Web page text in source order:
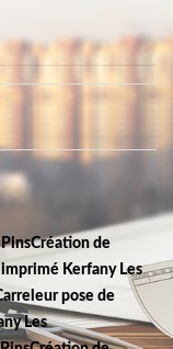
Création de
Kerfany Les
pose de
Les